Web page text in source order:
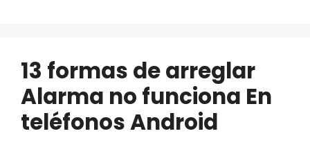
13 formas de arreglar
Alarma no funciona En
teléfonos Android